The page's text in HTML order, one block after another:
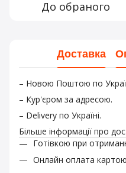
До обраного
Доставка
– Новою Поштою по
– Кур'єром за адресою.
– Delivery по Україні.
Більше інформації про
Готівкою при
Онлайн оплата картою